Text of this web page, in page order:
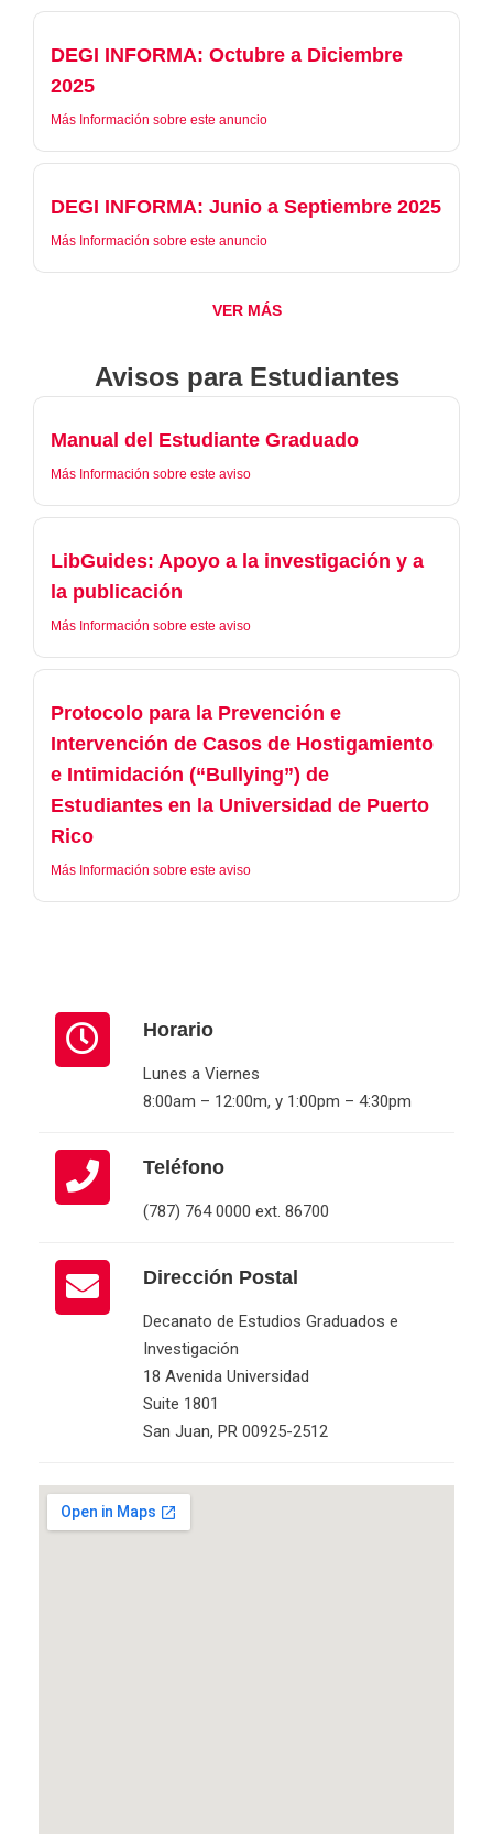
DEGI INFORMA: Octubre a Diciembre
2025
Más Información sobre este anuncio
DEGI INFORMA: Junio a Septiembre 2025
Más Información sobre este anuncio
VER MÁS
Avisos para Estudiantes
Manual del Estudiante Graduado
Más Información sobre este aviso
LibGuides: Apoyo a la investigación y a
la publicación
Más Información sobre este aviso
Protocolo para la Prevención e
Intervención de Casos de Hostigamiento
e Intimidación (“Bullying”) de
Estudiantes en la Universidad de Puerto
Rico
Más Información sobre este aviso
Horario
Lunes a Viernes
8:00am – 12:00m, y 1:00pm – 4:30pm
Teléfono
(787) 764 0000 ext. 86700
Dirección Postal
Decanato de Estudios Graduados e
Investigación
18 Avenida Universidad
Suite 1801
San Juan, PR 00925-2512